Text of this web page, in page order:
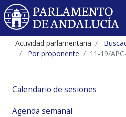
Actividad parlamentaria
Por proponente
11-19/
Calendario de sesiones
Agenda semanal